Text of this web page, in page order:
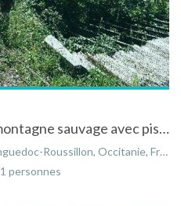
Gîtes Lospelos en pleine montagne sauvage avec piscine aux Plantiers dans le Languedoc-Roussillon
Roussillon, Occitanie, France
personnes